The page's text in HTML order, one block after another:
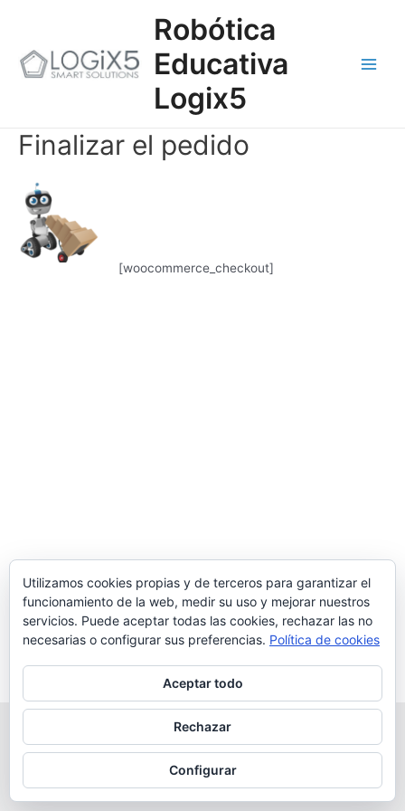
Robótica
Educativa
Logix5
Finalizar el pedido
[woocommerce_checkout]
Copyright © 2026 Robótica Educativa Logix5 | Powered by
Astra para WordPress
Utilizamos cookies propias y de terceros para garantizar el
funcionamiento de la web, medir su uso y mejorar nuestros
servicios. Puede aceptar todas las cookies, rechazar las no
necesarias o configurar sus preferencias. Política de cookies
Aceptar todo
Rechazar
Configurar